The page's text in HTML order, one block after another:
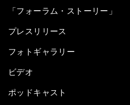
「フォーラム・ストーリー」
プレスリリース
フォトギャラリー
ビデオ
ポッドキャスト